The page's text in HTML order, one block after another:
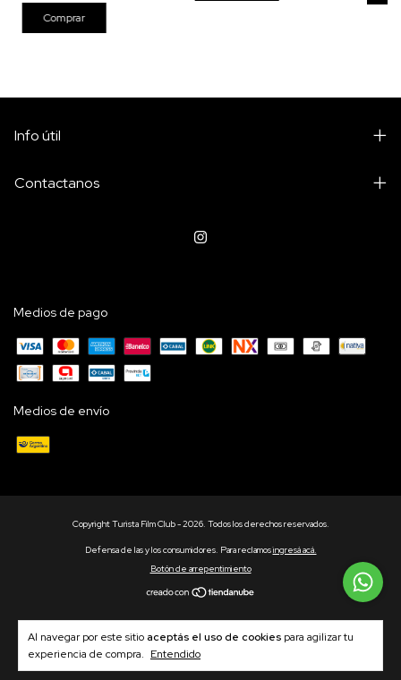
Al navegar por este sitio aceptás el uso de cookies para agilizar tu
experiencia de compra. Entendido
Info útil
Contactanos
Medios de pago
Medios de envío
Copyright Turista Film Club - 2026. Todos los derechos reservados.
Defensa de las y los consumidores. Para reclamosingresá acá.
Botón de arrepentimiento